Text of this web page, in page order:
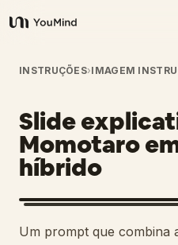
YouMind
Visão geral
Casos de uso
Habilidades
Prompts
INSTRUÇÕES›IMAGEM
Slide
Momotaro
híbrido
Um prompt que combina